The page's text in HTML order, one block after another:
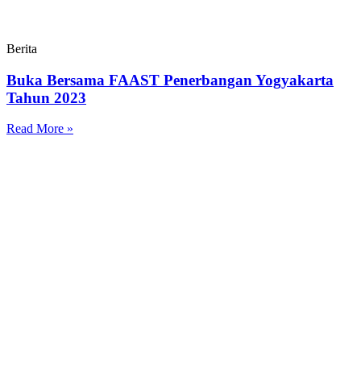
Berita
Buka Bersama FAAST Penerbangan Yogyakarta
Tahun 2023
Read More »